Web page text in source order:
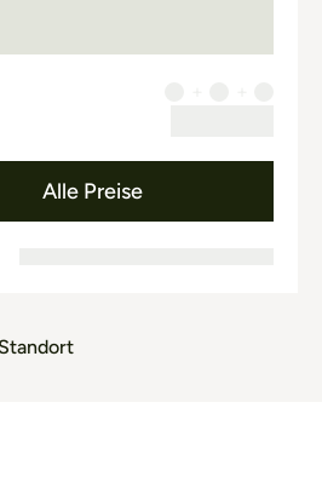
Alle Preise
Standort